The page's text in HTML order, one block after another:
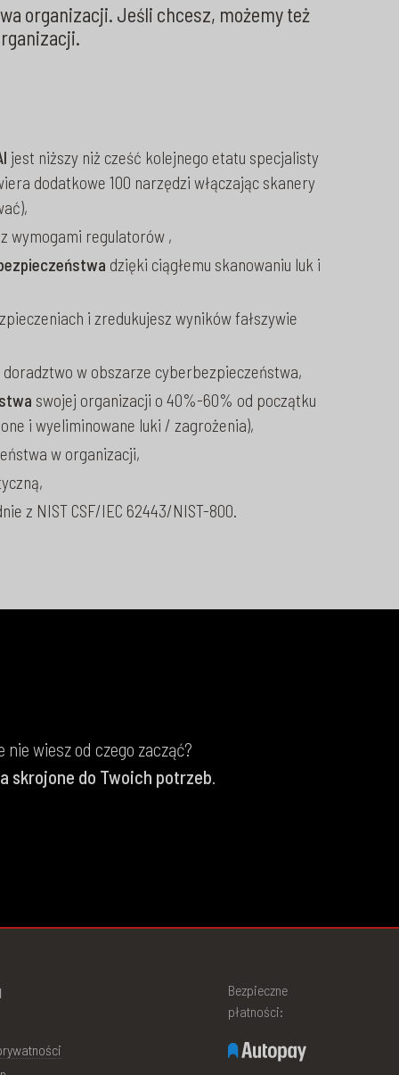
organizacji. Jeśli chcesz, możemy też
jest niższy niż cześć kolejnego etatu specjalisty
dodatkowe 100 narzędzi włączając skanery
wymogami regulatorów ,
dzięki ciągłemu skanowaniu luk i
i zredukujesz wyników fałszywie
w obszarze cyberbezpieczeństwa,
swojej organizacji o 40%-60% od początku
i wyeliminowane luki / zagrożenia),
w organizacji,
z NIST CSF/IEC 62443/NIST-800.
wiesz od czego zacząć?
skrojone do Twoich potrzeb
Bezpieczne
płatności: